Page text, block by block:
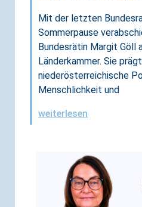
Mit der letzten
Sommerpause
Bundesrätin Margit Göll
Länderkammer. Sie
niederösterreichische
Menschlichkeit und
weiterlesen